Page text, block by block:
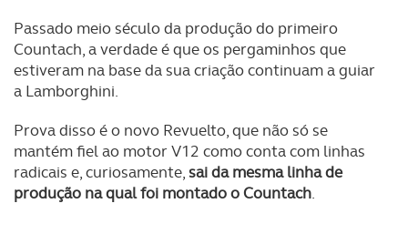
Passado meio século da produção do primeiro
Countach, a verdade é que os pergaminhos que
estiveram na base da sua criação continuam a guiar
a Lamborghini.
Prova disso é o novo Revuelto, que não só se
mantém fiel ao motor V12 como conta com linhas
radicais e, curiosamente,sai da mesma linha de
produção na qual foi montado o Countach.